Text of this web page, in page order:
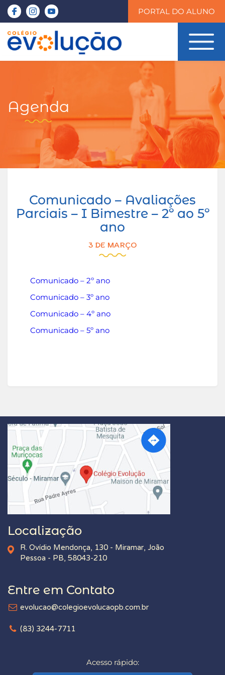
PORTAL DO ALUNO
Agenda
Comunicado – Avaliações
Parciais – I Bimestre – 2º ao 5º
ano
3 DE MARÇO
Comunicado – 2º ano
Comunicado – 3º ano
Comunicado – 4º ano
Comunicado – 5º ano
Localização
R. Ovídio Mendonça, 130 - Miramar, João
Pessoa - PB, 58043-210
Entre em Contato
evolucao@colegioevolucaopb.com.br
(83) 3244-7711
Acesso rápido: